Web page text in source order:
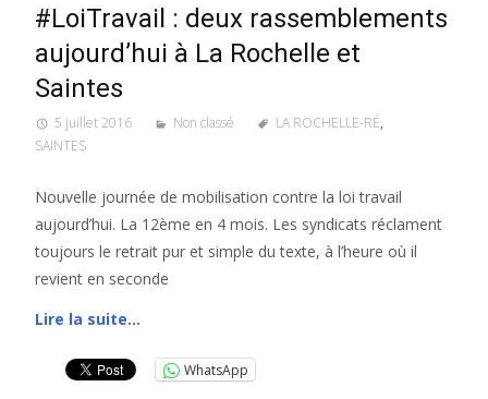
#LoiTravail : deux rassemblements
aujourd’hui à La Rochelle et
Saintes
5 juillet 2016 Non classé LA ROCHELLE-RÉ,
SAINTES
Nouvelle journée de mobilisation contre la loi travail
aujourd’hui. La 12ème en 4 mois. Les syndicats réclament
toujours le retrait pur et simple du texte, à l’heure où il
revient en seconde
Lire la suite…
WhatsApp